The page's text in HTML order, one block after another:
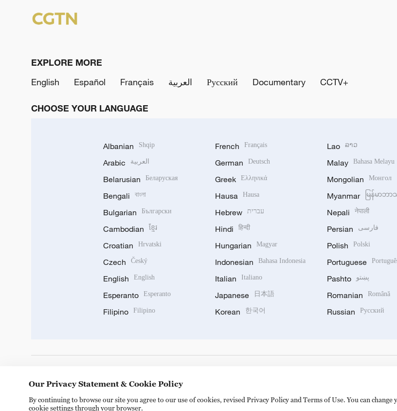
EXPLORE MORE
English
Español Français العربية Русский Documentary CCTV+
CHOOSE YOUR LANGUAGE
Albanian Shqip
Arabic العربية
Belarusian Беларуская
Bengali বাংলা
Bulgarian Български
Cambodian ខ្មែរ
Croatian Hrvatski
Czech Český
English English
Esperanto Esperanto
Filipino Filipino
French Français
German Deutsch
Greek Ελληνικά
Hausa Hausa
Hebrew עברית
Hindi हिन्दी
Hungarian Magyar
Indonesian Bahasa Indonesia
Italian Italiano
Japanese 日本語
Korean 한국어
Lao ລາວ
Malay Bahasa Melayu
Mongolian Монгол
Myanmar မြန်မာဘာ
Nepali नेपाली
Persian فارسی
Polish Polski
Portuguese
Pashto پښتو
Romanian Română
Russian Русский
Our Privacy Statement & Cookie Policy
By continuing to browse our site you agree to our use of cookies, revised Privacy Policy and Terms of Use. You can change
cookie settings through your browser.